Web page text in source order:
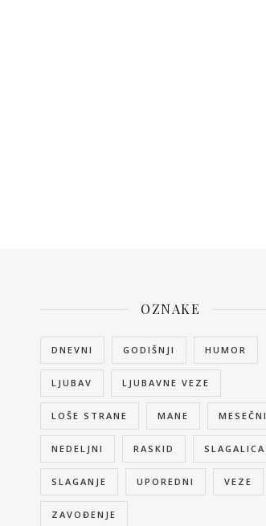
OZNAKE
DNEVNI GODIŠNJI HUMOR
LJUBAV LJUBAVNE VEZE
LOŠE STRANE MANE MESEČNI
NEDELJNI RASKID SLAGALICA
SLAGANJE UPOREDNI VEZE
ZAVOĐENJE